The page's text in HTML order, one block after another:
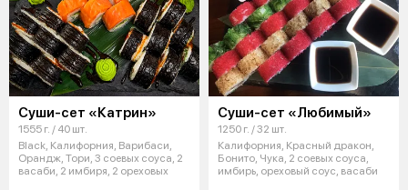
Суши-сет «Катрин»
1555 г. / 40 шт.
Black, Калифорния, Варибаси,
Орандж, Тори, 3 соевых соуса, 2
васаби, 2 имбиря, 2 ореховых
Суши-сет «Любимый»
1250 г. / 32 шт.
Калифорния, Красный дракон,
Бонито, Чука, 2 соевых соуса,
имбирь, ореховый соус, васаби